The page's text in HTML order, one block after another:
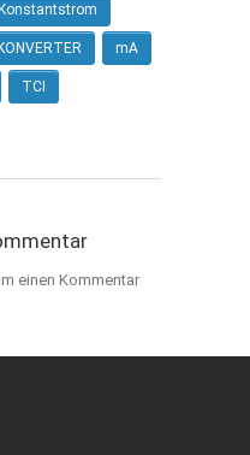
Konstantstrom
mA
TCI
einen Kommentar